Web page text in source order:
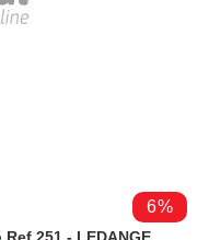
6%